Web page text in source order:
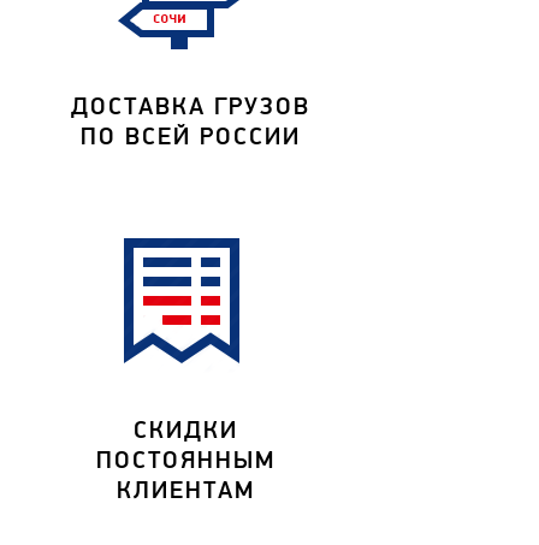
ДОСТАВКА ГРУЗОВ
ПО ВСЕЙ РОССИИ
СКИДКИ
ПОСТОЯННЫМ
КЛИЕНТАМ